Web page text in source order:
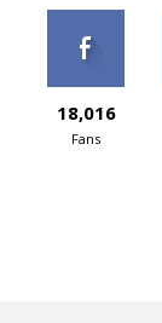
18,016
Fans